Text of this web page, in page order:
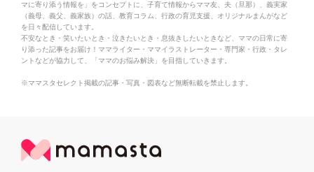
マに寄り添う情報を」をコンセプトに、子育て情報からママ友、夫（旦那）、義実家
（義母、義父、義家族）の話、教育コラム、行政の育児支援、オリジナルまんがなど
を日々配信しています。
不安なとき・笑いたいとき・泣きたいとき・息抜きしたいときなど、ママの日常に寄
り添った記事をお届け！ママライター・ママイラストレーター・専門家・行政・タレ
ントなどが協力して、「ママのお悩み解決」を目指していきます。
※ママスタセレクト掲載の記事・写真・図表など無断転載を禁止します。